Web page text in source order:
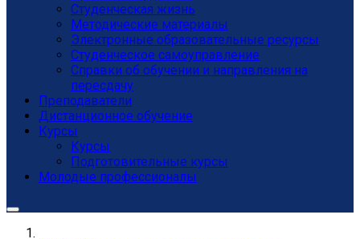
Студенческая жизнь
Методические материалы
Электронные образовательные ресурсы
Студенческое самоуправление
Справки об обучении и направления на
пересдачу
Преподаватели
Дистанционное обучение
Курсы
Курсы
Подготовительные курсы
Молодые профессионалы